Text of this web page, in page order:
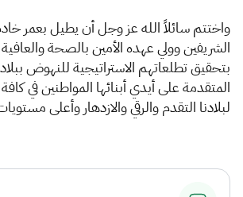
واختتم سائلاً الله عز وجل أن يطيل بعمر
الشريفين وولي عهده الأمين بالصحة
بتحقيق تطلعاتهم الاستراتيجية للنهوض
المتقدمة على أيدي أبنائها المواطنين في
لبلادنا التقدم والرقي والازدهار وأعلى